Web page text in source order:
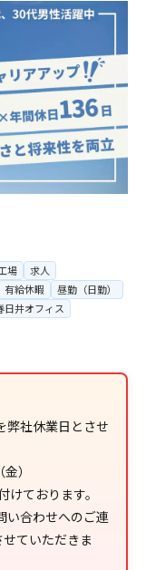
場
求人
有給休暇
昼勤（日勤）
日井オフィス
弊社休業日とさせ
）
ております。
い合わせへのご連
ていただきま